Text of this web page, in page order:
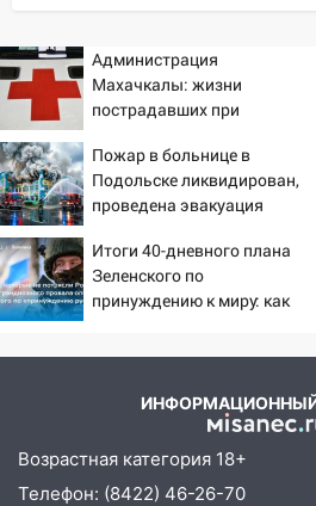
13:15
Трижды «брал в
житель Вешкаймского
знакомого 191 тысячу
13:14
Ураган оторвал
проспекте Филатова в
13:12
Дерево пробило
Новгородской в
на электрощит
упало во дворе
Ураган ударил по
сорванные крыши,
затопленные улицы и
трамваи
Администрация
Махачкалы: жизни
пострадавших при
угрожает
Пожар в больнице в
Подольске ликвидирован,
проведена эвакуация
Итоги 40-дневного плана
Зеленского по
принуждению к миру: как
Возрастная категория 18+
Телефон: (8422) 46-26-70